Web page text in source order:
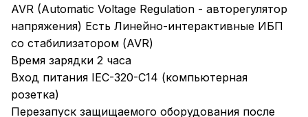
AVR (Automatic Voltage Regulation - авторегулятор
напряжения) Есть Линейно-интерактивные ИБП
со стабилизатором (AVR)
Время зарядки 2 часа
Вход питания IEC-320-C14 (компьютерная
розетка)
Перезапуск защищаемого оборудования после